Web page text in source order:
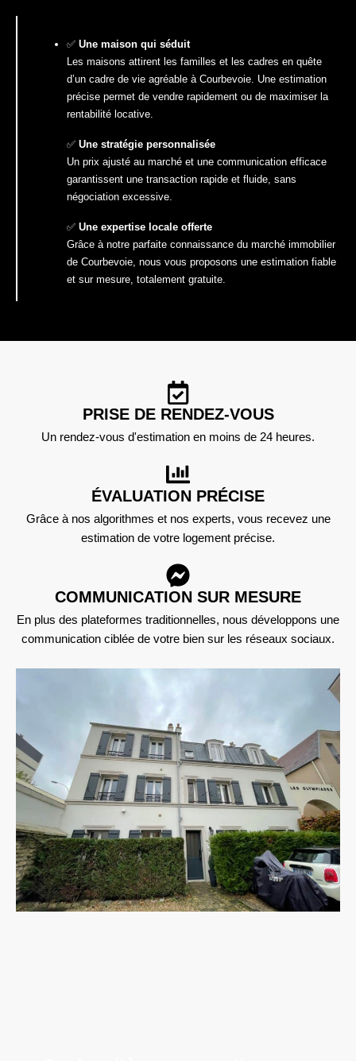
✅ Une maison qui séduit
Les maisons attirent les familles et les cadres en quête
d’un cadre de vie agréable à Courbevoie. Une estimation
précise permet de vendre rapidement ou de maximiser la
rentabilité locative.
✅ Une stratégie personnalisée
Un prix ajusté au marché et une communication efficace
garantissent une transaction rapide et fluide, sans
négociation excessive.
✅ Une expertise locale offerte
Grâce à notre parfaite connaissance du marché immobilier
de Courbevoie, nous vous proposons une estimation fiable
et sur mesure, totalement gratuite.
PRISE DE RENDEZ-VOUS
Un rendez-vous d'estimation en moins de 24 heures.
ÉVALUATION PRÉCISE
Grâce à nos algorithmes et nos experts, vous recevez une
estimation de votre logement précise.
COMMUNICATION SUR MESURE
En plus des plateformes traditionnelles, nous développons une
communication ciblée de votre bien sur les réseaux sociaux.